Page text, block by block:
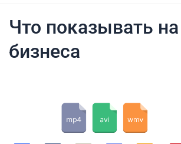
Что показывать
бизнеса